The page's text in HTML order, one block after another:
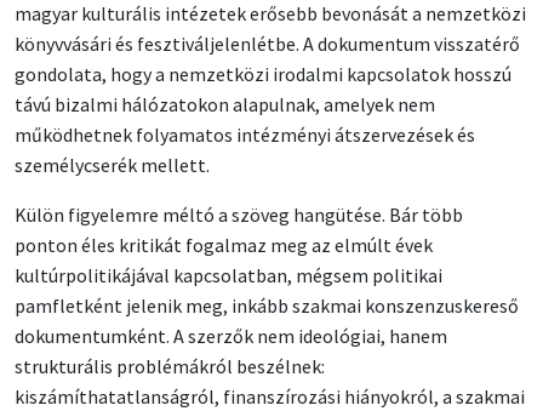
magyar kulturális intézetek erősebb bevonását a nemzetközi
könyvvásári és fesztiváljelenlétbe. A dokumentum visszatérő
gondolata, hogy a nemzetközi irodalmi kapcsolatok hosszú
távú bizalmi hálózatokon alapulnak, amelyek nem
működhetnek folyamatos intézményi átszervezések és
személycserék mellett.
Külön figyelemre méltó a szöveg hangütése. Bár több
ponton éles kritikát fogalmaz meg az elmúlt évek
kultúrpolitikájával kapcsolatban, mégsem politikai
pamfletként jelenik meg, inkább szakmai konszenzuskereső
dokumentumként. A szerzők nem ideológiai, hanem
strukturális problémákról beszélnek:
kiszámíthatatlanságról, finanszírozási hiányokról, a szakmai